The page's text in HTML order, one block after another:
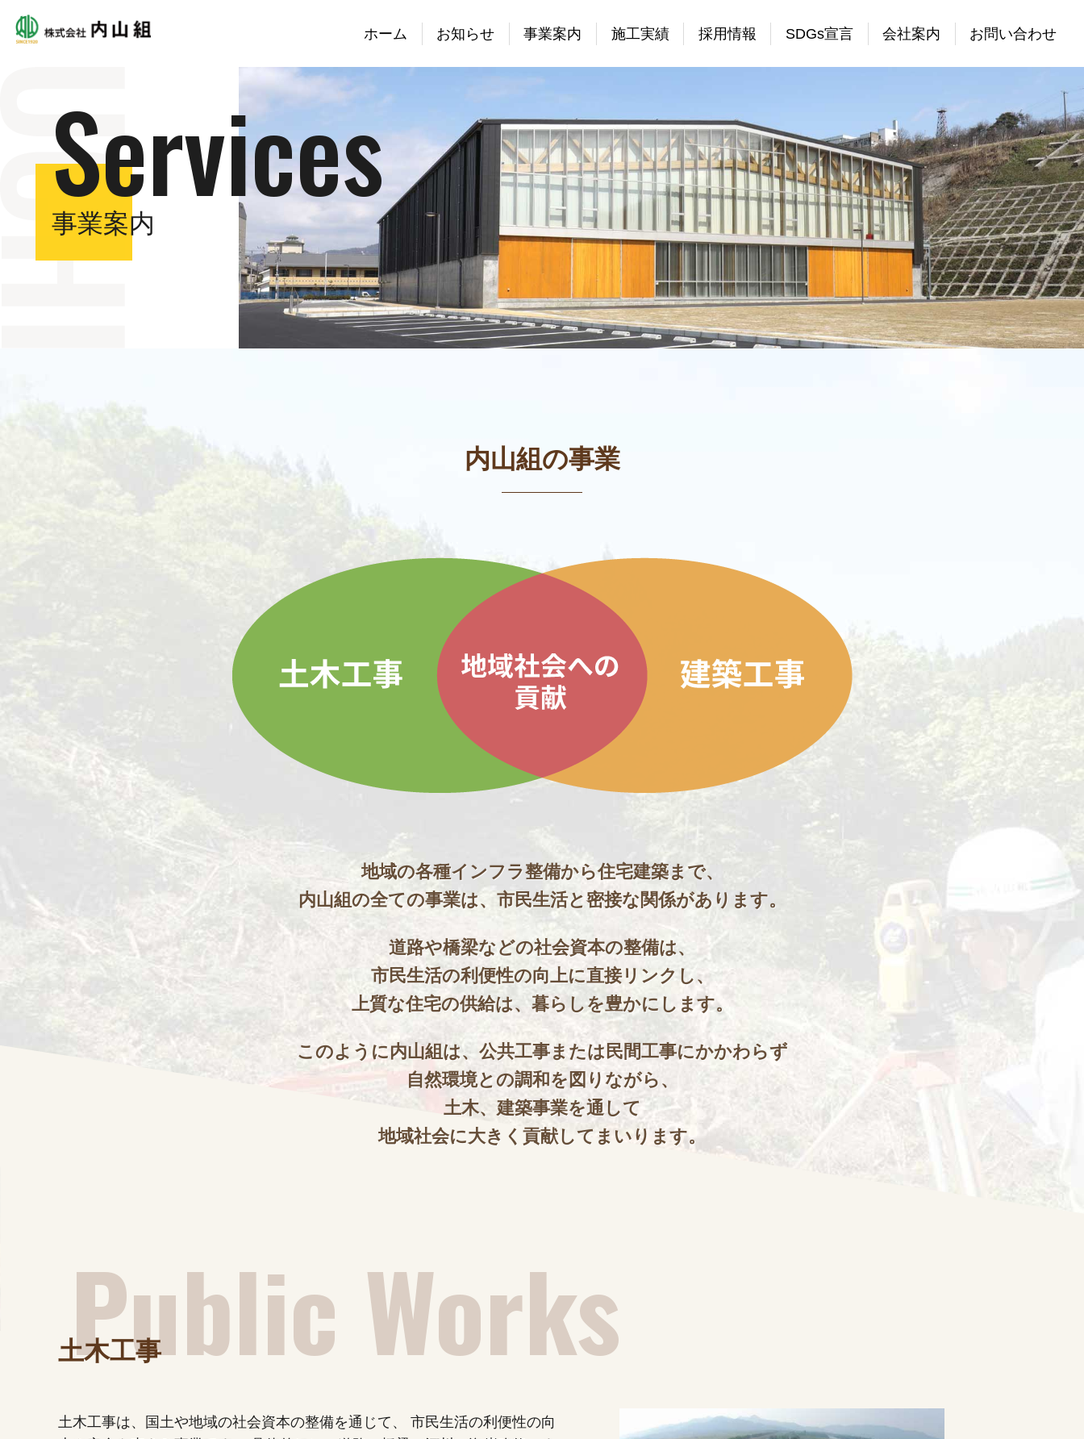
ホーム お知らせ 事業案内 施工実績 採用情報 SDGs宣言 会社案内 お問い合わせ
Services
事業案内
内山組の事業
地域の各種インフラ整備から住宅建築まで、
内山組の全ての事業は、 市民生活と密接な関係があります。
道路や橋梁などの社会資本の整備は、
市民生活の利便性の向上に直接リンクし、
上質な住宅の供給は、暮らしを豊かにします。
このように内山組は、 公共工事または民間工事にかかわらず
自然環境との調和を図りながら、
土木、建築事業を通して
地域社会に大きく貢献してまいります。
土木工事
土木工事は、国土や地域の社会資本の整備を通じて、
市民生活の利便性の向